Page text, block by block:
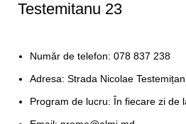
Testemitanu 23
Număr de telefon: 078 837 238
Adresa: Strada Nicolae
Program de lucru: În fiecare zi de